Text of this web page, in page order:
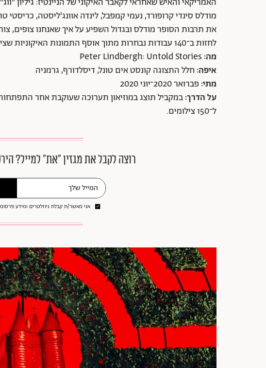
מודלס סינדי קרופורד, נעמי קמפבל, לינדה אוונג'ליסטה, כריסטי
את תרבות הסופר מודלס ובגדול השפיע על איך שאנחנו צופים,
לחזות ב־140 עבודות נבחרות מתוך אוסף התמונות האיקוניות שצילם למגזינים הכי נחשבים בעולם.
מה:
איפה: חלל התצוגה קונסט אים טונל, דיסלדורף, גרמניה
מתי: פברואר 2020־יוני 2020
על הדרך:במקביל תוצג במוזיאון תערוכה שעוקבת אחר
ל־150 צילומים.
רוצה לקבל את מגזין ״את״ למייל?
אני מאשר/ת קבלת ניוזלטרים ומידע